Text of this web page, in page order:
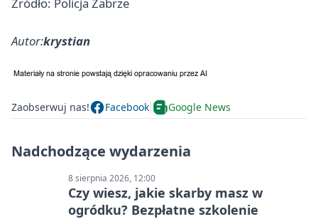
Autor:krystian
Zaobserwuj nas! Facebook Google News
Nadchodzące wydarzenia
8 sierpnia 2026, 12:00
Czy wiesz, jakie skarby masz w
ogródku? Bezpłatne szkolenie